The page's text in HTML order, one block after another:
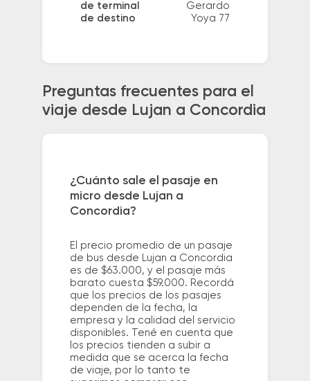
de terminal
de destino
Gerardo
Yoya 77
Preguntas frecuentes para el
viaje desde Lujan a Concordia
¿Cuánto sale el pasaje en
micro desde Lujan a
Concordia?
El precio promedio de un pasaje
de bus desde Lujan a Concordia
es de $63.000, y el pasaje más
barato cuesta $59.000. Recordá
que los precios de los pasajes
dependen de la fecha, la
empresa y la calidad del servicio
disponibles. Tené en cuenta que
los precios tienden a subir a
medida que se acerca la fecha
de viaje, por lo tanto te